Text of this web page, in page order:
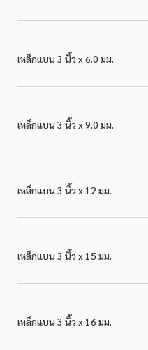
เหล็กแบน 3 นิ้ว x 6.0 มม.
เหล็กแบน 3 นิ้ว x 9.0 มม.
เหล็กแบน 3 นิ้ว x 12 มม.
เหล็กแบน 3 นิ้ว x 15 มม.
เหล็กแบน 3 นิ้ว x 16 มม.